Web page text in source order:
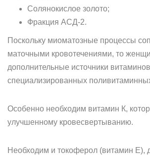
Солянокислое золото;
Фракция АСД-2.
Поскольку миоматозные процессы
маточными кровотечениями, то
дополнительные источники
специализированных
Особенно необходим витамин К,
улучшенному кровесвертыванию.
Необходим и токоферол (витамин Е),